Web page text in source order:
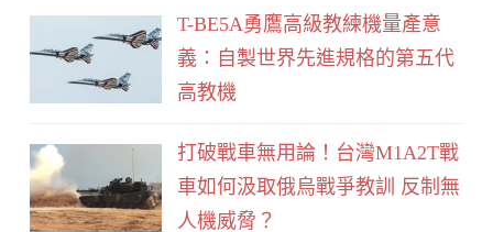
T-BE5A勇鷹高級教練機量產意
義：自製世界先進規格的第五代
高教機
打破戰車無用論！台灣M1A2T戰
車如何汲取俄烏戰爭教訓 反制無
人機威脅？